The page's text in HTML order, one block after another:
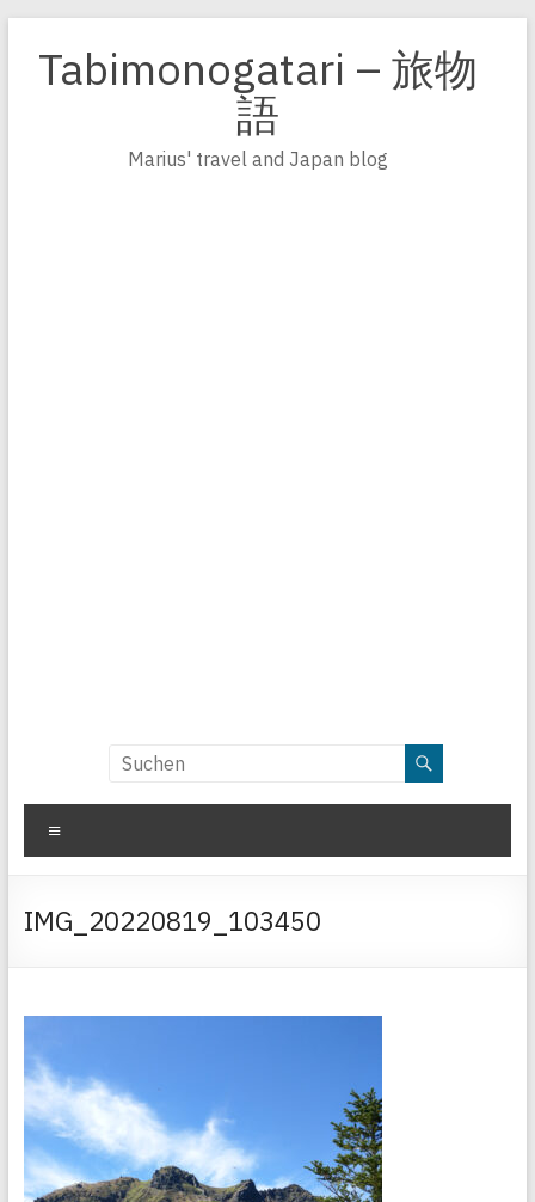
Inhalt
springen
Tabimonogatari – 旅物
語
Marius' travel and Japan blog
IMG_20220819_103450